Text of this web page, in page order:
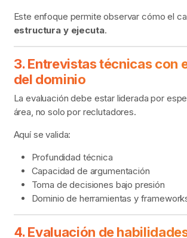
Este enfoque permite observar cómo el
estructura y ejecuta.
3. Entrevistas técnicas con
del dominio
La evaluación debe estar liderada por
área, no solo por reclutadores.
Aquí se valida:
Profundidad técnica
Capacidad de argumentación
Toma de decisiones bajo presión
Dominio de herramientas y
4. Evaluación de